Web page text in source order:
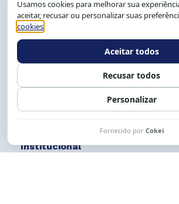
Salvador-BA, Brasil.
Tel.: (71) 2104-5457, Cel.: (71) 9 9239-
Expediente: 8h às 12h e 13 às
Siga nossas redes
Institucional